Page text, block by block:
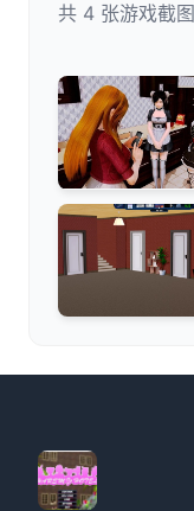
共 4 张游戏截图